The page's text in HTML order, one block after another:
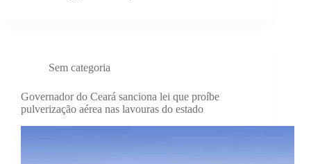
Sem categoria
Governador do Ceará sanciona lei que proíbe
pulverização aérea nas lavouras do estado